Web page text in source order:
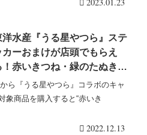
洋水産『うる星やつら』ステ
カーおまけが店頭でもらえ
！赤いきつね・緑のたぬきラ
ちゃんデザインが可愛い♡開
店は？
ら『うる星やつら』コラボのキャ
象商品を購入すると“赤いき
2022.12.13